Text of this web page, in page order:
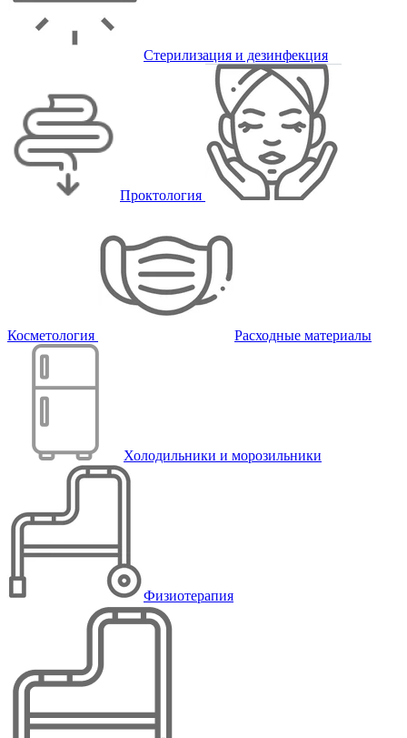
Стерилизация и дезинфекция
Проктология
Косметология Расходные материалы
Холодильники и морозильники
Физиотерапия